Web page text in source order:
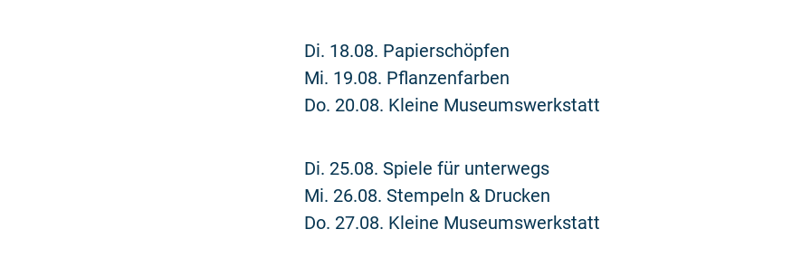
Di. 18.08. Papierschöpfen
Mi. 19.08. Pflanzenfarben
Do. 20.08. Kleine Museumswerkstatt
Di. 25.08. Spiele für unterwegs
Mi. 26.08. Stempeln & Drucken
Do. 27.08. Kleine Museumswerkstatt